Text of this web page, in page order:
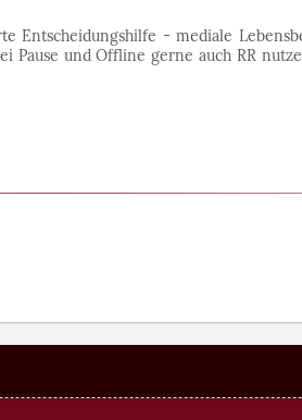
Entscheidungshilfe - mediale
Pause und Offline gerne auch RR